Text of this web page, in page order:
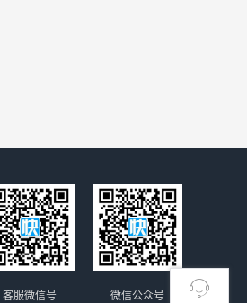
微信公众号
客服微信号